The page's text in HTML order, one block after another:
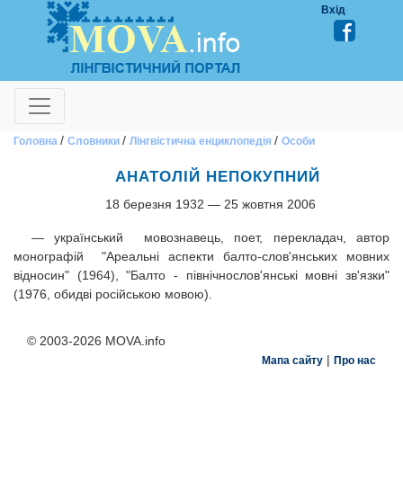
Вхід
Головна / Словники / Лінгвістична енциклопедія / Особи
АНАТОЛІЙ НЕПОКУПНИЙ
18 березня 1932 — 25 жовтня 2006
— український мовознавець, поет, перекладач, автор
монографій "Ареальні аспекти балто-слов'янських мовних
відносин" (1964), "Балто - північнослов'янські мовні зв'язки"
(1976, обидві російською мовою).
© 2003-2026 MOVA.info
Мапа сайту | Про нас